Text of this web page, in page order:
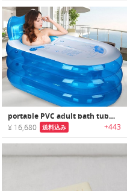
portable PVC adult bath tub｜【プチプラ】ポータブルな空気注入式PVCバスタブ
¥ 16,680 送料込み +443